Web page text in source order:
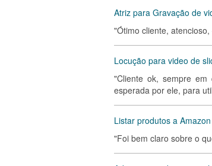
Atriz para Gravação de
"Ótimo cliente,
Locução para video de
"Cliente ok, sempre
esperada por ele, para
Listar produtos a
"Foi bem claro sobre o